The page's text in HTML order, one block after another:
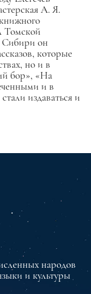
А. Я.
Томской
Сибири он
которые
но и в
бор», «На
и в
издаваться и
народов
и культуры